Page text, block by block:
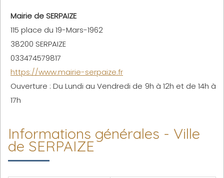
Mairie de SERPAIZE
115 place du 19-Mars-1962
38200 SERPAIZE
033474579817
https://www.mairie-serpaize.fr
Ouverture : Du Lundi au Vendredi de 9h à 12h et de 14h à
17h
Informations générales - Ville
de SERPAIZE